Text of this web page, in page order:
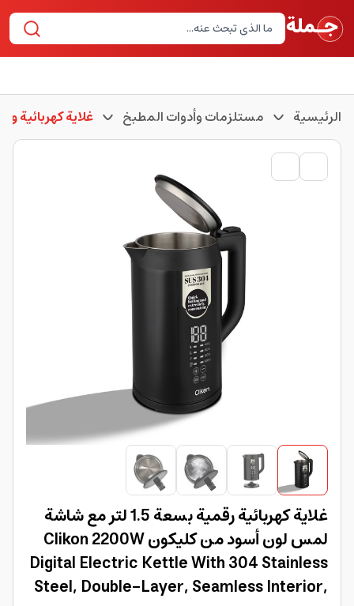
الرئيسية مستلزمات وأدوات المطبخ غلاية كهربائية
غلاية كهربائية رقمية بسعة 1.5 لتر مع شاشة
لمس لون أسود من كليكون Clikon 2200W
Digital Electric Kettle With 304 Stainless
Steel, Double-Layer, Seamless Interior,